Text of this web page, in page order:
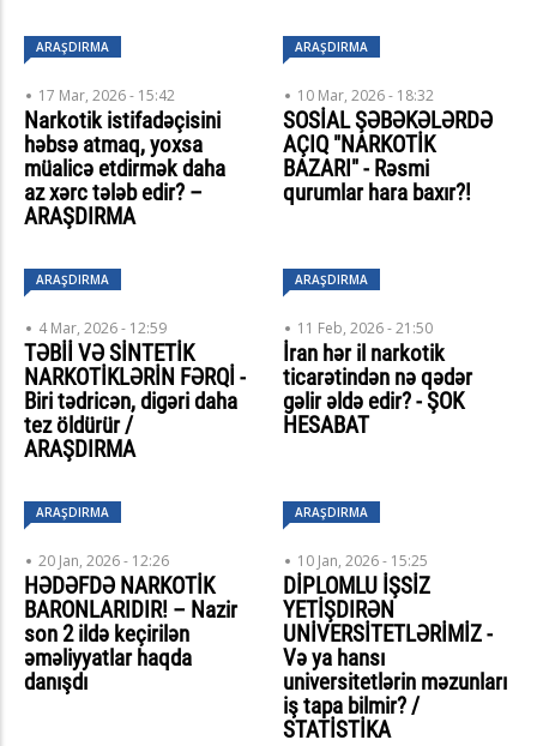
ARAŞDIRMA
17 Mar, 2026 - 15:42
Narkotik istifadəçisini
həbsə atmaq, yoxsa
müalicə etdirmək daha
az xərc tələb edir? –
ARAŞDIRMA
ARAŞDIRMA
10 Mar, 2026 - 18:32
SOSİAL ŞƏBƏKƏLƏRDƏ
AÇIQ "NARKOTİK
BAZARI" - Rəsmi
qurumlar hara baxır?!
ARAŞDIRMA
4 Mar, 2026 - 12:59
TƏBİİ VƏ SİNTETİK
NARKOTİKLƏRİN FƏRQİ -
Biri tədricən, digəri daha
tez öldürür /
ARAŞDIRMA
ARAŞDIRMA
11 Feb, 2026 - 21:50
İran hər il narkotik
ticarətindən nə qədər
gəlir əldə edir? - ŞOK
HESABAT
ARAŞDIRMA
20 Jan, 2026 - 12:26
HƏDƏFDƏ NARKOTİK
BARONLARIDIR! – Nazir
son 2 ildə keçirilən
əməliyyatlar haqda
danışdı
ARAŞDIRMA
10 Jan, 2026 - 15:25
DİPLOMLU İŞSİZ
YETİŞDIRƏN
UNİVERSİTETLƏRİMİZ -
Və ya hansı
universitetlərin məzunları
iş tapa bilmir? /
STATİSTİKA